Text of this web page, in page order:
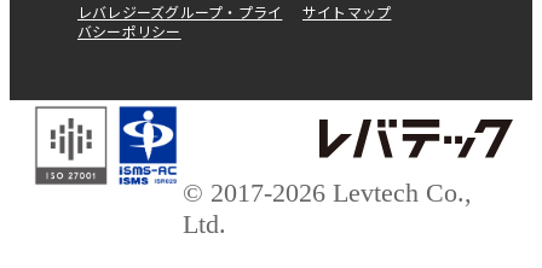
レバレジーズグループ・プライ
バシーポリシー
サイトマップ
© 2017-2026 Levtech Co.,
Ltd.